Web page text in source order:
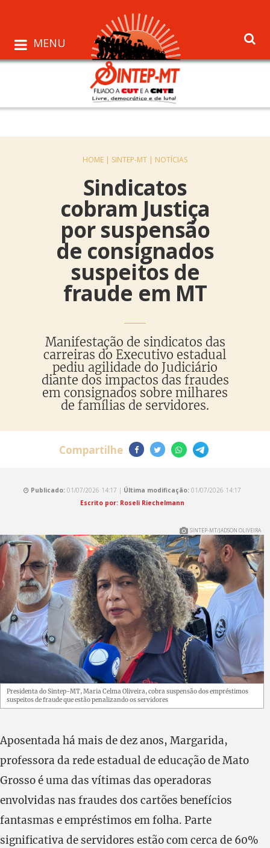
MENU
HOME | SINTEP-MT | NOTÍCIAS
Sindicatos
cobram Justiça
por suspensão
de consignados
suspeitos de
fraude em MT
Manifestação de sindicatos das
carreiras do Executivo estadual
pediu agilidade do Judiciário
diante dos impactos das fraudes
em consignados sobre milhares
de famílias de servidores.
Compartilhe
Publicado: 01/07/2026 14:17 | Última modificação: 01/07/2026 14:17
Escrito por: Roseli Riechelmann
SINTEP-MT/JADSON OLIVEIRA
Presidenta do Sintep-MT, Maria Celma Oliveira, cobra suspensão dos empréstimos
suspeitos de fraude que estão penalizando os servidores
Aposentada há mais de dez anos, Margarida,
professora da rede estadual de educação de Mato
Grosso é uma das vítimas das operadoras
envolvidas nas fraudes dos cartões benefícios
fantasmas e empréstimos em folha. Parte
significativa de servidores estão com cerca de 60%